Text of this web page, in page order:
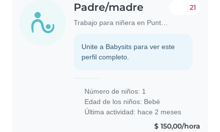
Padre/madre 21
Unite a Babysits para ver este
perfil completo.
Número de niños: 1
Edad de los niños: Bebé
Última actividad: hace 2 meses
$ 150,00/hora